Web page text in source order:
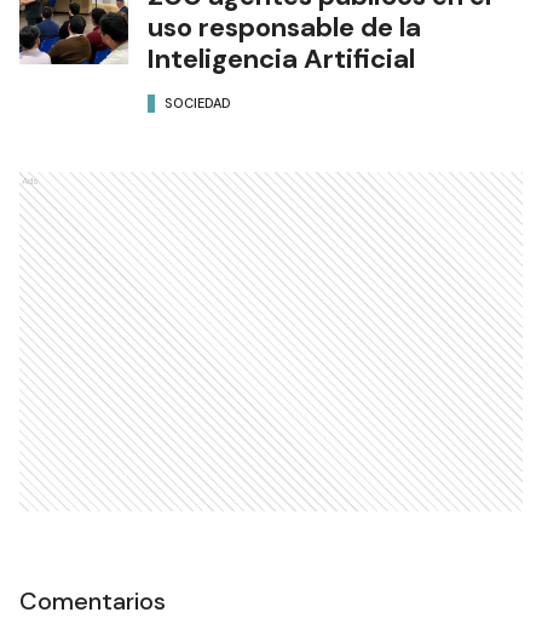
uso responsable de la
Inteligencia Artificial
SOCIEDAD
Ads
Comentarios